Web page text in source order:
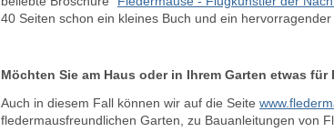
40 Seiten schon ein kleines Buch und ein
Möchten Sie am Haus oder in Ihrem Garten etwas für
Auch in diesem Fall können wir auf die Seite
fledermausfreundlichen Garten, zu Bauanleitungen von